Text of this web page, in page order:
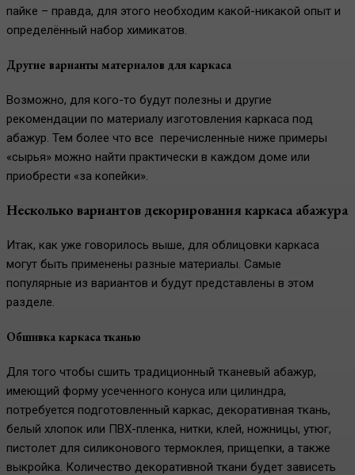
пайке – правда, для этого необходим какой-никакой опыт и
определённый набор химикатов.
Другие варианты материалов для каркаса
Возможно, для кого-то будут полезны и другие
рекомендации по материалу изготовления каркаса под
абажур. Тем более что все перечисленные ниже примеры
«сырья» можно найти практически в каждом доме или
приобрести «за копейки».
Несколько вариантов декорирования каркаса абажура
Итак, как уже говорилось выше, для облицовки каркаса
могут быть применены разные материалы. Самые
популярные из вариантов и будут представлены в этом
разделе.
Обшивка каркаса тканью
Для того чтобы сшить традиционный тканевый абажур,
имеющий форму усеченного конуса или цилиндра,
потребуется подготовленный каркас, декоративная ткань,
белый хлопок или ПВХ-пленка, нитки, клей, ножницы, утюг,
пистолет для силиконового термоклея, прищепки, а также
выкройка. Количество декоративной ткани будет зависеть